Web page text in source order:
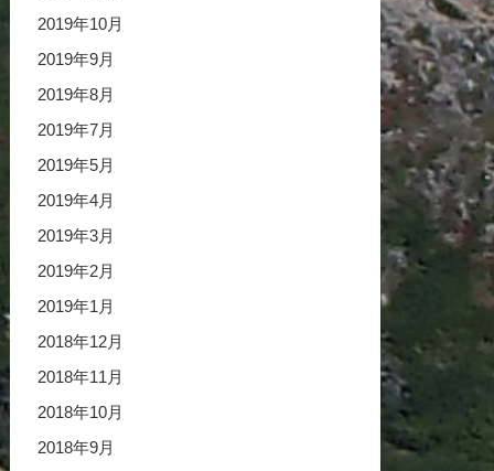
2019年10月
2019年9月
2019年8月
2019年7月
2019年5月
2019年4月
2019年3月
2019年2月
2019年1月
2018年12月
2018年11月
2018年10月
2018年9月